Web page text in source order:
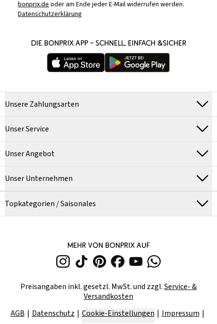
bonprix.deoder am Ende jeder E-Mail widerrufen werden.
Datenschutzerklärung
DIE BONPRIX APP – SCHNELL, EINFACH &SICHER
Unsere Zahlungsarten
Unser Service
Unser Angebot
Unser Unternehmen
Topkategorien / Saisonales
MEHR VON BONPRIX AUF
Preisangaben inkl. gesetzl. MwSt. und zzgl.Service- &
Versandkosten
AGB
Datenschutz Cookie-Einstellungen
Impressum